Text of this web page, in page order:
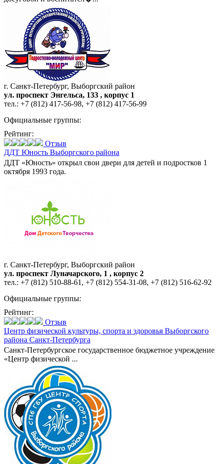
г. Санкт-Петербург, Выборгский район
ул. проспект Энгельса, 133 , корпус 1
тел.: +7 (812) 417-56-98, +7 (812) 417-56-99
Официальные группы:
Рейтинг:
Отзыв
ДДТ Юность Выборгского района
ДДТ «Юность» открыл свои двери для детей и подростков 1
октября 1993 года.
г. Санкт-Петербург, Выборгский район
ул. проспект Луначарского, 1 , корпус 2
тел.: +7 (812) 510-88-61 , +7 (812) 554-31-08, +7 (812) 516-62-92
Официальные группы:
Рейтинг:
Отзыв
Центр физической культуры, спорта и здоровья Выборгского
района Санкт-Петербурга
Санкт-Петербургское государственное бюджетное учреждение
«Центр физической ...